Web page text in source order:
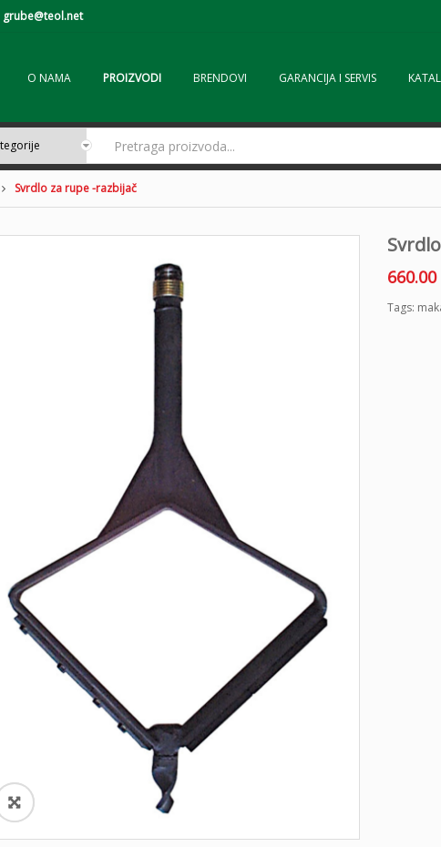
grube@teol.net
O NAMA PROIZVODI BRENDOVI GARANCIJA I SERVIS
Svrdlo za rupe -razbijač
660.00
Tags: